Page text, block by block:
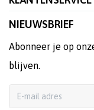
NIEUWSBRIEF
Abonneer je op
blijven.